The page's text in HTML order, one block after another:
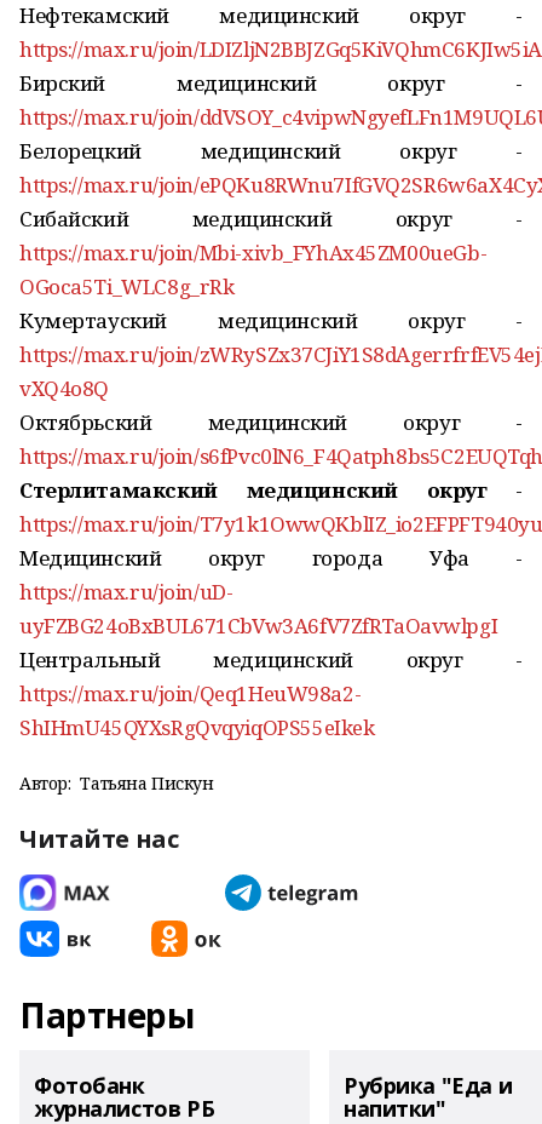
Нефтекамский медицинский округ -
https://max.ru/join/
Бирский медицинский округ -
https://max.ru/join/
Белорецкий медицинский округ -
https://max.ru/join/
Сибайский медицинский округ -
https://max.ru/join/Mbi-xivb_FYhAx45ZM00ueGb-
OGoca5Ti_WLC8g_rRk
Кумертауский медицинский округ -
https://max.ru/join/
vXQ4o8Q
Октябрьский медицинский округ -
https://max.ru/join/
Стерлитамакский медицинский округ-
https://max.ru/join/
Медицинский округ города Уфа -
https://max.ru/join/uD-
uyFZBG24oBxBUL671CbVw3A6fV7ZfRTaOavwlpgI
Центральный медицинский округ -
https://max.ru/join/Qeq1HeuW98a2-
ShIHmU45QYXsRgQvqyiqOPS55eIkek
Автор: Татьяна Пискун
Читайте нас
Партнеры
Фотобанк
журналистов РБ
Рубрика "Еда и
напитки"